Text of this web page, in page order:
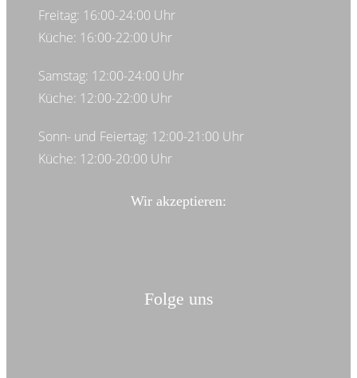
Freitag: 16:00-24:00 Uhr
Küche: 16:00-22:00 Uhr
Samstag: 12:00-24:00 Uhr
Küche: 12:00-22:00 Uhr
Sonn- und Feiertag: 12:00-21:00 Uhr
Küche: 12:00-20:00 Uhr
Wir akzeptieren:
Folge uns